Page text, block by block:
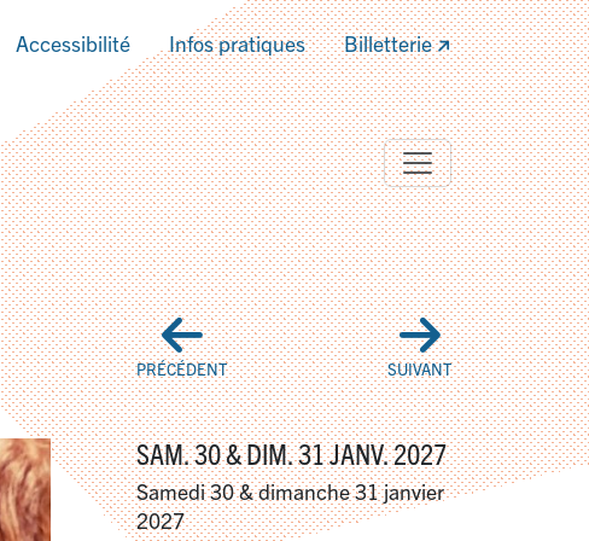
Accessibilité Infos pratiques Billetterie
PRÉCÉDENT SUIVANT
SAM. 30 & DIM. 31 JANV. 2027
Samedi 30 & dimanche 31 janvier
2027